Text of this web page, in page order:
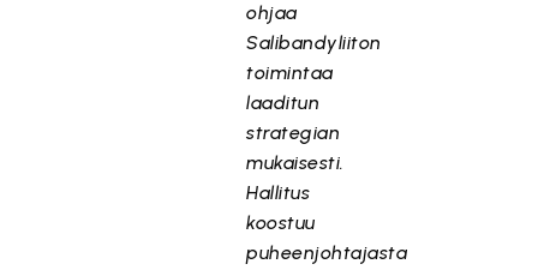
ohjaa
Salibandyliiton
toimintaa
laaditun
strategian
mukaisesti.
Hallitus
koostuu
puheenjohtajasta